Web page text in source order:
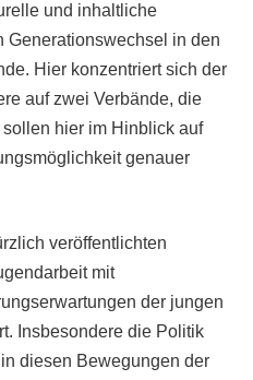
und inhaltliche
Generationswechsel in den
Hier konzentriert sich der
auf zwei Verbände, die
hier im Hinblick auf
genauer
veröffentlichten
mit
der jungen
Insbesondere die Politik
diesen Bewegungen der